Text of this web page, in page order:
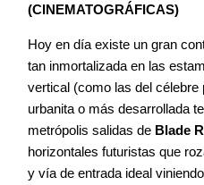
(CINEMATOGRÁFICAS)
Hoy en día existe un gran
tan inmortalizada en las
vertical (como las del célebre
urbanita o más desarrollada
metrópolis salidas de Blade
horizontales futuristas que
y vía de entrada ideal